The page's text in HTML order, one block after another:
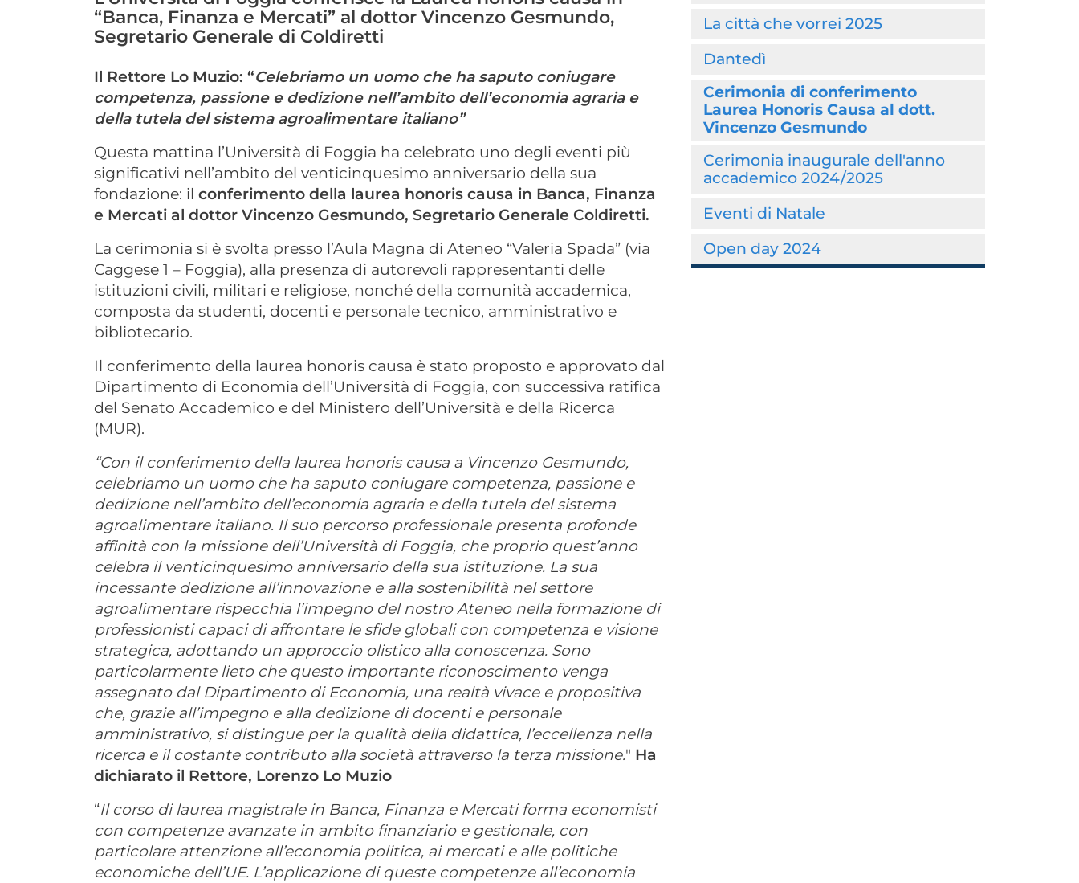
“Banca, Finanza e Mercati” al dottor Vincenzo Gesmundo,
Segretario Generale di Coldiretti
Il Rettore Lo Muzio: “Celebriamo un uomo che ha saputo coniugare
competenza, passione e dedizione nell’ambito dell’economia agraria e
della tutela del sistema agroalimentare italiano”
Questa mattina l’Università di Foggia ha celebrato uno degli eventi più
significativi nell’ambito del venticinquesimo anniversario della sua
fondazione: il conferimento della laurea honoris causa in Banca, Finanza
e Mercati al dottor Vincenzo Gesmundo, Segretario Generale Coldiretti.
La cerimonia si è svolta presso l’Aula Magna di Ateneo “Valeria Spada” (via
Caggese 1 – Foggia), alla presenza di autorevoli rappresentanti delle
istituzioni civili, militari e religiose, nonché della comunità accademica,
composta da studenti, docenti e personale tecnico, amministrativo e
bibliotecario.
Il conferimento della laurea honoris causa è stato proposto e approvato dal
Dipartimento di Economia dell’Università di Foggia, con successiva ratifica
del Senato Accademico e del Ministero dell’Università e della Ricerca
(MUR).
“Con il conferimento della laurea honoris causa a Vincenzo Gesmundo,
celebriamo un uomo che ha saputo coniugare competenza, passione e
dedizione nell’ambito dell’economia agraria e della tutela del sistema
agroalimentare italiano. Il suo percorso professionale presenta profonde
affinità con la missione dell’Università di Foggia, che proprio quest’anno
celebra il venticinquesimo anniversario della sua istituzione. La sua
incessante dedizione all’innovazione e alla sostenibilità nel settore
agroalimentare rispecchia l’impegno del nostro Ateneo nella formazione di
professionisti capaci di affrontare le sfide globali con competenza e visione
strategica, adottando un approccio olistico alla conoscenza. Sono
particolarmente lieto che questo importante riconoscimento venga
assegnato dal Dipartimento di Economia, una realtà vivace e propositiva
che, grazie all’impegno e alla dedizione di docenti e personale
amministrativo, si distingue per la qualità della didattica, l’eccellenza nella
ricerca e il costante contributo alla società attraverso la terza missione." Ha
dichiarato il Rettore, Lorenzo Lo Muzio
“Il corso di laurea magistrale in Banca, Finanza e Mercati forma economisti
con competenze avanzate in ambito finanziario e gestionale, con
particolare attenzione all’economia politica, ai mercati e alle politiche
economiche dell’UE. L’applicazione di queste competenze all’economia
La città che vorrei 2025
Dantedì
Cerimonia di conferimento
Laurea Honoris Causa al dott.
Vincenzo Gesmundo
Cerimonia inaugurale dell'anno
accademico 2024/2025
Eventi di Natale
Open day 2024